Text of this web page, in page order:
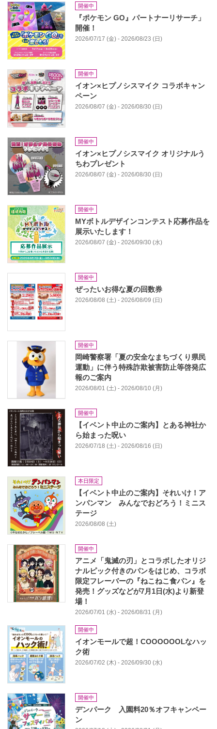
開催中
『ポケモン GO』パートナーリサーチ」
開催！
2026/07/17 (金) - 2026/08/23 (日)
開催中
イオン×ヒプノシスマイク コラボキャン
ペーン
2026/08/07 (金) - 2026/08/30 (日)
開催中
イオン×ヒプノシスマイク オリジナルう
ちわプレゼント
2026/08/07 (金) - 2026/08/30 (日)
開催中
MYボトルデザインコンテスト応募作品を
展⽰いたします！
2026/08/07 (金) - 2026/09/30 (水)
開催中
ぜったいお得な夏の回数券
2026/08/08 (土) - 2026/08/09 (日)
開催中
岡崎警察署「夏の安全なまちづくり県民
運動」に伴う特殊詐欺被害防止等啓発広
報のご案内
2026/08/01 (土) - 2026/08/10 (月)
開催中
【イベント中止のご案内】とある神社か
ら始まった呪い
2026/07/18 (土) - 2026/08/16 (日)
本日限定
【イベント中止のご案内】それいけ！ア
ンパンマン みんなでおどろう！ミニス
テージ
2026/08/08 (土)
開催中
アニメ「鬼滅の刃」とコラボしたオリジ
ナルピック付きのパンをはじめ、コラボ
限定フレーバーの『ねこねこ食パン』を
発売！グッズなどが7月1日(水)より新登
場！
2026/07/01 (水) - 2026/08/31 (月)
開催中
イオンモールで超！COOOOOOLなハッ
ク術
2026/07/02 (木) - 2026/09/30 (水)
開催中
デンパーク 入園料20％オフキャンペー
ン